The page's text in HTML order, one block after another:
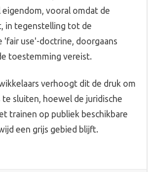
vooral omdat de
in tegenstelling tot de
'fair use'-doctrine, doorgaans
toestemming vereist.
verhoogt dit de druk om
te sluiten, hoewel de juridische
trainen op publiek beschikbare
een grijs gebied blijft.